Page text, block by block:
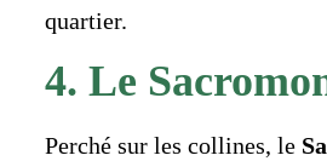
quartier.
4. Le
Perché sur les collines, le